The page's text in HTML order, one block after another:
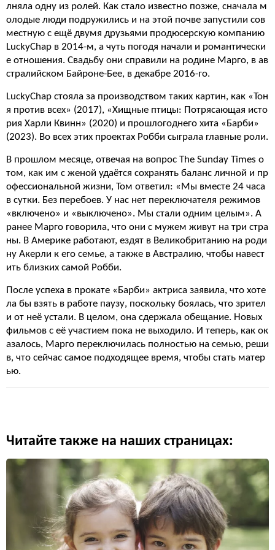
лняла одну из ролей. Как стало известно позже, сначала м
олодые люди подружились и на этой почве запустили сов
местную с ещё двумя друзьями продюсерскую компанию
LuckyChap в 2014-м, а чуть погодя начали и романтически
е отношения. Свадьбу они справили на родине Марго, в ав
стралийском Байроне-Бее, в декабре 2016-го.
LuckyChap стояла за производством таких картин, как «Тон
я против всех» (2017), «Хищные птицы: Потрясающая исто
рия Харли Квинн» (2020) и прошлогоднего хита «Барби»
(2023). Во всех этих проектах Робби сыграла главные роли.
В прошлом месяце, отвечая на вопрос The Sunday Times о
том, как им с женой удаётся сохранять баланс личной и пр
офессиональной жизни, Том ответил: «Мы вместе 24 часа
в сутки. Без перебоев. У нас нет переключателя режимов
«включено» и «выключено». Мы стали одним целым». А
ранее Марго говорила, что они с мужем живут на три стра
ны. В Америке работают, ездят в Великобританию на роди
ну Акерли к его семье, а также в Австралию, чтобы навест
ить близких самой Робби.
После успеха в прокате «Барби» актриса заявила, что хоте
ла бы взять в работе паузу, поскольку боялась, что зрител
и от неё устали. В целом, она сдержала обещание. Новых
фильмов с её участием пока не выходило. И теперь, как ок
азалось, Марго переключилась полностью на семью, реши
в, что сейчас самое подходящее время, чтобы стать матер
ью.
Читайте также на наших страницах: